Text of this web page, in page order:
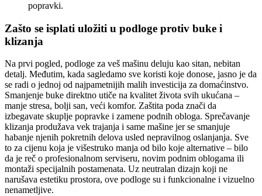
popravki.
Zašto se isplati uložiti u podloge protiv buke i
klizanja
Na prvi pogled, podloge za veš mašinu deluju kao sitan, nebitan
detalj. Međutim, kada sagledamo sve koristi koje donose, jasno je da
se radi o jednoj od najpametnijih malih investicija za domaćinstvo.
Smanjenje buke direktno utiče na kvalitet života svih ukućana –
manje stresa, bolji san, veći komfor. Zaštita poda znači da
izbegavate skuplje popravke i zamene podnih obloga. Sprečavanje
klizanja produžava vek trajanja i same mašine jer se smanjuje
habanje njenih pokretnih delova usled nepravilnog oslanjanja. Sve
to za cijenu koja je višestruko manja od bilo koje alternative – bilo
da je reč o profesionalnom serviseru, novim podnim oblogama ili
montaži specijalnih postamenata. Uz neutralan dizajn koji ne
narušava estetiku prostora, ove podloge su i funkcionalne i vizuelno
nenametljive.